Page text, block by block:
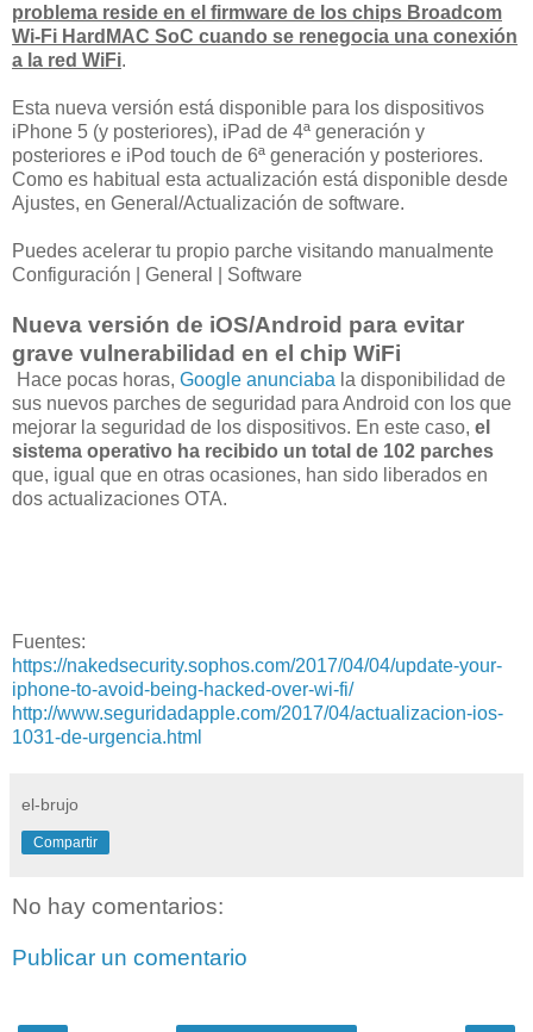
problema reside en el firmware de los chips Broadcom
Wi-Fi HardMAC SoC cuando se renegocia una conexión
a la red WiFi.
Esta nueva versión está disponible para los dispositivos
iPhone 5 (y posteriores), iPad de 4ª generación y
posteriores e iPod touch de 6ª generación y posteriores.
Como es habitual esta actualización está disponible desde
Ajustes, en General/Actualización de software.
Puedes acelerar tu propio parche visitando manualmente
Configuración | General | Software
Nueva versión de iOS/Android para evitar
grave vulnerabilidad en el chip WiFi
Hace pocas horas, Google anunciaba la disponibilidad de
sus nuevos parches de seguridad para Android con los que
mejorar la seguridad de los dispositivos. En este caso, el
sistema operativo ha recibido un total de 102 parches
que, igual que en otras ocasiones, han sido liberados en
dos actualizaciones OTA.
Fuentes:
https://nakedsecurity.sophos.com/2017/04/04/update-your-
iphone-to-avoid-being-hacked-over-wi-fi/
http://www.seguridadapple.com/2017/04/actualizacion-ios-
1031-de-urgencia.html
el-brujo
Compartir
No hay comentarios:
Publicar un comentario